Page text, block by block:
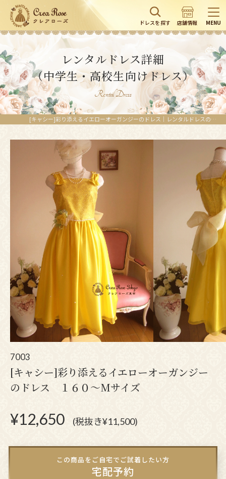
ドレスを探す 店舗情報 MENU
レンタルドレス詳細
（中学生・高校生向けドレス）
Rental Dress
[キャシー]彩り添えるイエローオーガンジーのドレス｜レンタルドレスのクレアローズ東京
7003
[キャシー]彩り添えるイエローオーガンジー
のドレス １６０～Mサイズ
¥12,650 (税抜き¥11,500)
この商品をご自宅でご試着したい方
宅配予約